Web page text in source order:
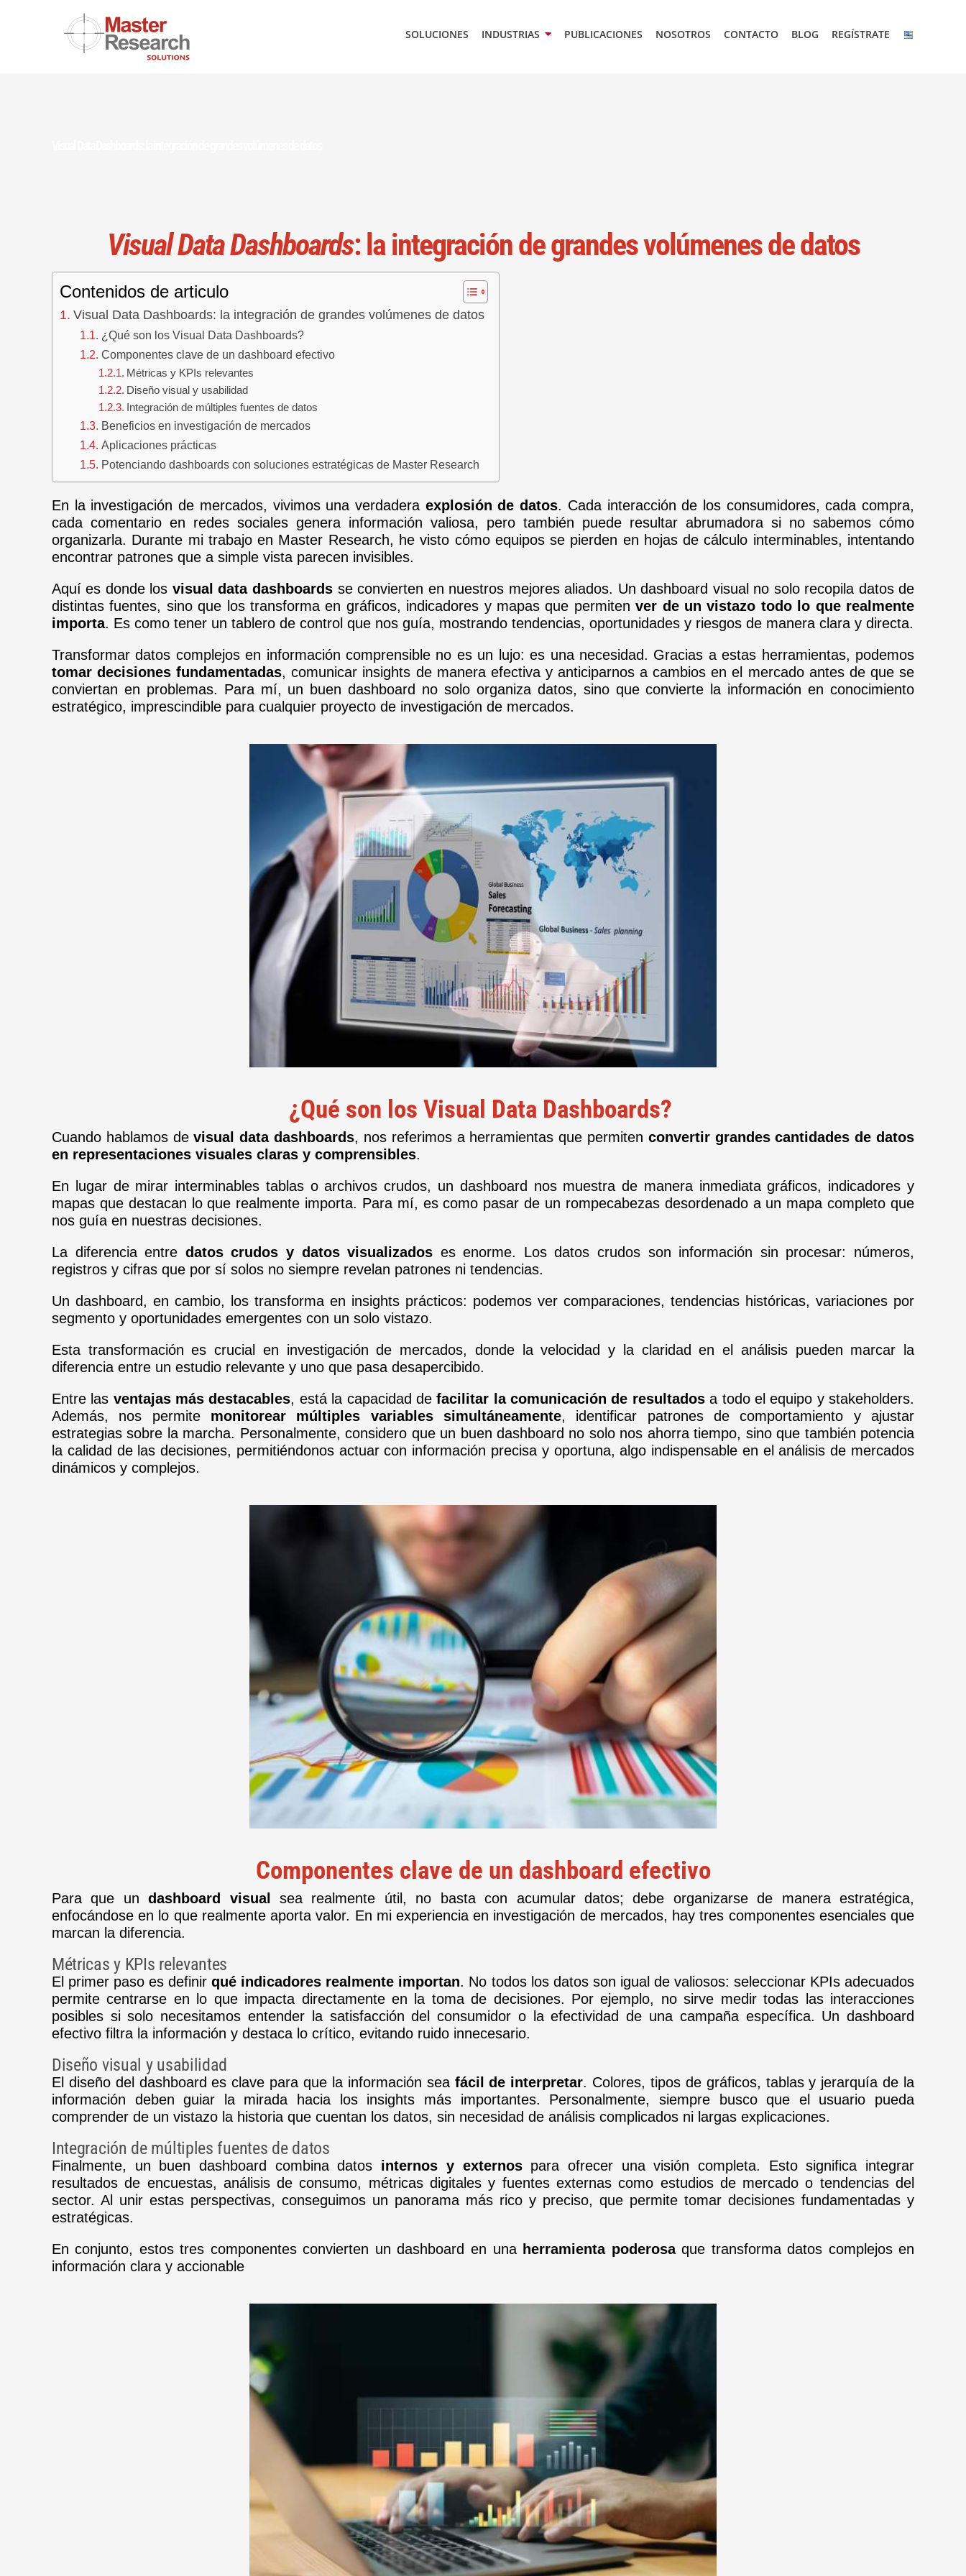
SOLUCIONES INDUSTRIAS PUBLICACIONES NOSOTROS CONTACTO BLOG REGÍSTRATE
Visual Data Dashboards: la integración de grandes volúmenes de datos
Contenidos de articulo
Visual Data Dashboards: la integración de grandes volúmenes de datos
¿Qué son los Visual Data Dashboards?
Componentes clave de un dashboard efectivo
Métricas y KPIs relevantes
Diseño visual y usabilidad
Integración de múltiples fuentes de datos
Beneficios en investigación de mercados
Aplicaciones prácticas
Potenciando dashboards con soluciones estratégicas de Master Research
En la investigación de mercados, vivimos una verdadera explosión de datos. Cada interacción de los consumidores, cada compra,
cada comentario en redes sociales genera información valiosa, pero también puede resultar abrumadora si no sabemos cómo
organizarla. Durante mi trabajo en Master Research, he visto cómo equipos se pierden en hojas de cálculo interminables, intentando
encontrar patrones que a simple vista parecen invisibles.
Aquí es donde los visual data dashboards se convierten en nuestros mejores aliados. Un dashboard visual no solo recopila datos de
distintas fuentes, sino que los transforma en gráficos, indicadores y mapas que permitenver de un vistazo todo lo que realmente
importa. Es como tener un tablero de control que nos guía, mostrando tendencias, oportunidades y riesgos de manera clara y directa.
Transformar datos complejos en información comprensible no es un lujo: es una necesidad. Gracias a estas herramientas, podemos
tomar decisiones fundamentadas, comunicar insights de manera efectiva y anticiparnos a cambios en el mercado antes de que se
conviertan en problemas. Para mí, un buen dashboard no solo organiza datos, sino que convierte la información en conocimiento
estratégico, imprescindible para cualquier proyecto de investigación de mercados.
¿Qué son los Visual Data Dashboards?
Cuando hablamos devisual data dashboards, nos referimos a herramientas que permiten convertir grandes cantidades de datos
en representaciones visuales claras y comprensibles.
En lugar de mirar interminables tablas o archivos crudos, un dashboard nos muestra de manera inmediata gráficos, indicadores y
mapas que destacan lo que realmente importa. Para mí, es como pasar de un rompecabezas desordenado a un mapa completo que
nos guía en nuestras decisiones.
La diferencia entre datos crudos y datos visualizados es enorme. Los datos crudos son información sin procesar: números,
registros y cifras que por sí solos no siempre revelan patrones ni tendencias.
Un dashboard, en cambio, los transforma en insights prácticos: podemos ver comparaciones, tendencias históricas, variaciones por
segmento y oportunidades emergentes con un solo vistazo.
Esta transformación es crucial en investigación de mercados, donde la velocidad y la claridad en el análisis pueden marcar la
diferencia entre un estudio relevante y uno que pasa desapercibido.
Entre las ventajas más destacables, está la capacidad defacilitar la comunicación de resultadosa todo el equipo y stakeholders.
Además, nos permite monitorear múltiples variables simultáneamente, identificar patrones de comportamiento y ajustar
estrategias sobre la marcha. Personalmente, considero que un buen dashboard no solo nos ahorra tiempo, sino que también potencia
la calidad de las decisiones, permitiéndonos actuar con información precisa y oportuna, algo indispensable en el análisis de mercados
dinámicos y complejos.
Componentes clave de un dashboard efectivo
Para que undashboard visual
sea realmente útil, no basta con acumular datos; debe organizarse de manera estratégica,
enfocándose en lo que realmente aporta valor. En mi experiencia en investigación de mercados, hay tres componentes esenciales que
marcan la diferencia.
Métricas y KPIs relevantes
El primer paso es definirqué indicadores realmente importan. No todos los datos son igual de valiosos: seleccionar KPIs adecuados
permite centrarse en lo que impacta directamente en la toma de decisiones. Por ejemplo, no sirve medir todas las interacciones
posibles si solo necesitamos entender la satisfacción del consumidor o la efectividad de una campaña específica. Un dashboard
efectivo filtra la información y destaca lo crítico, evitando ruido innecesario.
Diseño visual y usabilidad
El diseño del dashboard es clave para que la información sea fácil de interpretar. Colores, tipos de gráficos, tablas y jerarquía de la
información deben guiar la mirada hacia los insights más importantes. Personalmente, siempre busco que el usuario pueda
comprender de un vistazo la historia que cuentan los datos, sin necesidad de análisis complicados ni largas explicaciones.
Integración de múltiples fuentes de datos
Finalmente, un buen dashboard combina datos internos y externospara ofrecer una visión completa. Esto significa integrar
resultados de encuestas, análisis de consumo, métricas digitales y fuentes externas como estudios de mercado o tendencias del
sector. Al unir estas perspectivas, conseguimos un panorama más rico y preciso, que permite tomar decisiones fundamentadas y
estratégicas.
En conjunto, estos tres componentes convierten un dashboard en una herramienta poderosaque transforma datos complejos en
información clara y accionable